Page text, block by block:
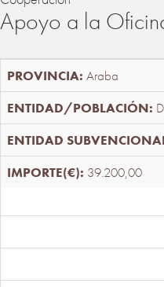
Apoyo a la
Araba
39.200,00